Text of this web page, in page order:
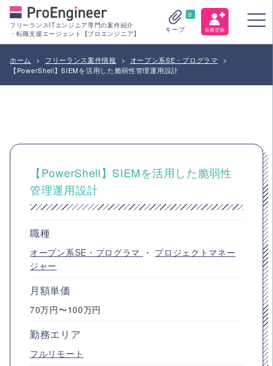
フリーランスITエンジニア専門の案件紹介
・転職支援エージェント【プロエンジニア】
0
キープ
ホーム > フリーランス案件情報 > オープン系SE・プログラマ
>
【PowerShell】SIEMを活用した脆弱性管理運用設計
【PowerShell】SIEMを活用した脆弱性
管理運用設計
職種
オープン系SE・プログラマ ・ プロジェクトマネー
ジャー
月額単価
70万円〜100万円
勤務エリア
フルリモート